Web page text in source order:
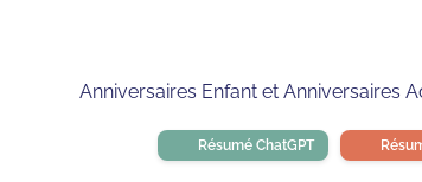
Anniversaires Enfant et Anniversaires
Résumé ChatGPT